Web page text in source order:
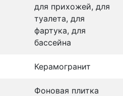
для прихожей, для
туалета, для
фартука, для
бассейна
Керамогранит
Фоновая плитка